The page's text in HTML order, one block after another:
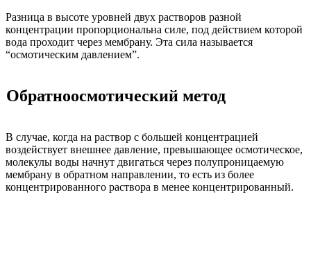
Разница в высоте уровней двух растворов разной
концентрации пропорциональна силе, под действием которой
вода проходит через мембрану. Эта сила называется
“осмотическим давлением”.
Обратноосмотический метод
В случае, когда на раствор с большей концентрацией
воздействует внешнее давление, превышающее осмотическое,
молекулы воды начнут двигаться через полупроницаемую
мембрану в обратном направлении, то есть из более
концентрированного раствора в менее концентрированный.